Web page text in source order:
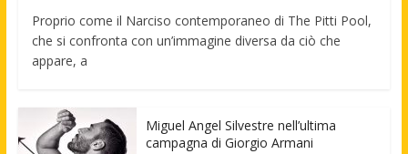
Proprio come il Narciso contemporaneo di The Pitti Pool,
che si confronta con un’immagine diversa da ciò che
appare, a
Miguel Angel Silvestre nell’ultima
campagna di Giorgio Armani